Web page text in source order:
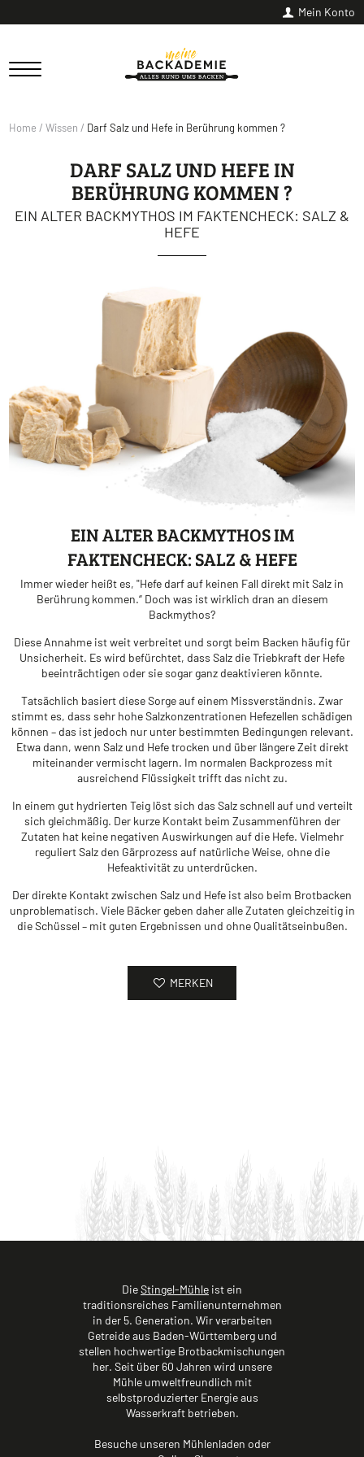
Mein Konto
Home /Wissen / Darf Salz und Hefe in Berührung kommen ?
DARF SALZ UND HEFE IN
BERÜHRUNG KOMMEN ?
EIN ALTER BACKMYTHOS IM FAKTENCHECK: SALZ &
HEFE
EIN ALTER BACKMYTHOS IM
FAKTENCHECK: SALZ & HEFE
Immer wieder heißt es, "Hefe darf auf keinen Fall direkt mit Salz in
Berührung kommen.“ Doch was ist wirklich dran an diesem
Backmythos?
Diese Annahme ist weit verbreitet und sorgt beim Backen häufig für
Unsicherheit. Es wird befürchtet, dass Salz die Triebkraft der Hefe
beeinträchtigen oder sie sogar ganz deaktivieren könnte.
Tatsächlich basiert diese Sorge auf einem Missverständnis. Zwar
stimmt es, dass sehr hohe Salzkonzentrationen Hefezellen schädigen
können – das ist jedoch nur unter bestimmten Bedingungen relevant.
Etwa dann, wenn Salz und Hefe trocken und über längere Zeit direkt
miteinander vermischt lagern. Im normalen Backprozess mit
ausreichend Flüssigkeit trifft das nicht zu.
In einem gut hydrierten Teig löst sich das Salz schnell auf und verteilt
sich gleichmäßig. Der kurze Kontakt beim Zusammenführen der
Zutaten hat keine negativen Auswirkungen auf die Hefe. Vielmehr
reguliert Salz den Gärprozess auf natürliche Weise, ohne die
Hefeaktivität zu unterdrücken.
Der direkte Kontakt zwischen Salz und Hefe ist also beim Brotbacken
unproblematisch. Viele Bäcker geben daher alle Zutaten gleichzeitig in
die Schüssel – mit guten Ergebnissen und ohne Qualitätseinbußen.
MERKEN
DieStingel-Mühle ist ein
traditionsreiches Familienunternehmen
in der 5. Generation. Wir verarbeiten
Getreide aus Baden-Württemberg und
stellen hochwertige Brotbackmischungen
her. Seit über 60 Jahren wird unsere
Mühle umweltfreundlich mit
selbstproduzierter Energie aus
Wasserkraft betrieben.
Besuche unseren Mühlenladen oder